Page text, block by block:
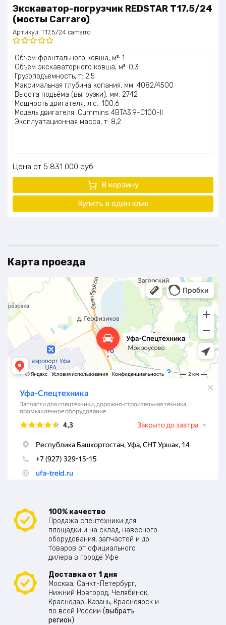
Экскаватор-погрузчик REDSTAR T17,5/24
(мосты Carraro)
Артикул: T17,5/24 camarro
Оценка
5.00из 5
Объём фронтального ковша, м³: 1
Объём экскаваторного ковша, м³: 0,3
Грузоподъёмность, т: 2,5
Максимальная глубина копания, мм: 4082/4500
Высота подъёма (выгрузки), мм: 2742
Мощность двигателя, л.с.: 100,6
Модель двигателя: Cummins 4BTA3.9-C100-II
Эксплуатационная масса, т: 8,2
Цена 5 831 000 руб.
В корзину
Купить в один клик
Карта проезда
100% качество
Продажа спецтехники для
площадки и на склад, навесного
оборудования, запчастей и др
товаров от официального
дилера в городе Уфе
Доставка от 1 дня
Москва, Санкт-Петербург,
Нижний Новгород, Челябинск,
Краснодар, Казань, Красноярск и
по всей России (выбрать
регион)